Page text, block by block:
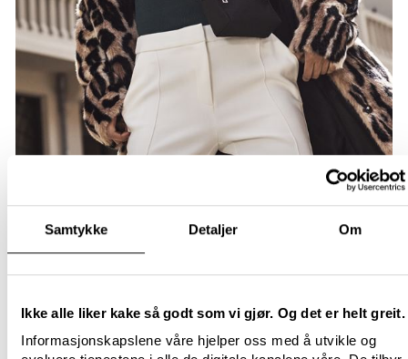
Samtykke Detaljer Om
Ikke alle liker kake så godt som vi gjør. Og det er helt greit.
Informasjonskapslene våre hjelper oss med å utvikle og